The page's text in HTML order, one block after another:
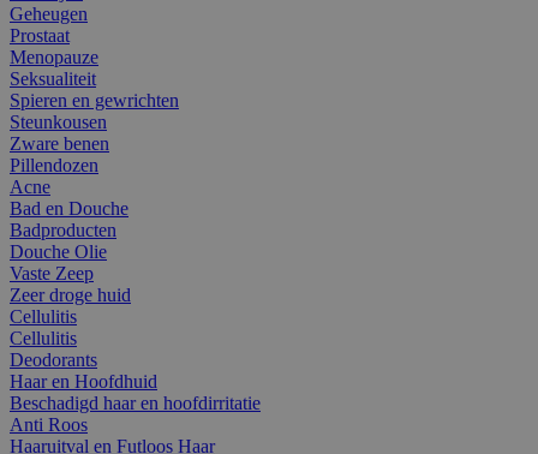
Geheugen
Prostaat
Menopauze
Seksualiteit
Spieren en gewrichten
Steunkousen
Zware benen
Pillendozen
Acne
Bad en Douche
Badproducten
Douche Olie
Vaste Zeep
Zeer droge huid
Cellulitis
Cellulitis
Deodorants
Haar en Hoofdhuid
Beschadigd haar en hoofdirritatie
Anti Roos
Haaruitval en Futloos Haar